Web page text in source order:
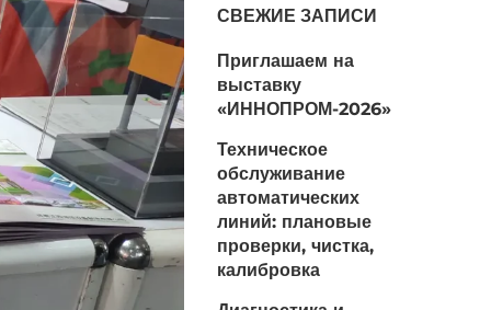
СВЕЖИЕ ЗАПИСИ
Приглашаем на
выставку
«ИННОПРОМ-2026»
Техническое
обслуживание
автоматических
линий: плановые
проверки, чистка,
калибровка